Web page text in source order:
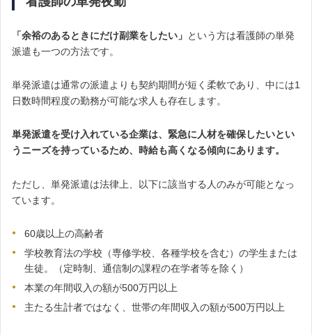
「余裕のあるときにだけ副業をしたい」 という方は看護師の単発
派遣も一つの方法です。
単発派遣は通常の派遣よりも契約期間が短く柔軟であり、中には1
日数時間程度の勤務が可能な求人も存在します。
単発派遣を受け入れている企業は、緊急に人材を確保したいとい
うニーズを持っているため、時給も高くなる傾向にあります。
ただし、単発派遣は法律上、以下に該当する人のみが可能となっ
ています。
60歳以上の高齢者
学校教育法の学校（専修学校、各種学校を含む）の学生または
生徒。（定時制、通信制の課程の在学者等を除く）
本業の年間収入の額が500万円以上
主たる生計者ではなく、世帯の年間収入の額が500万円以上